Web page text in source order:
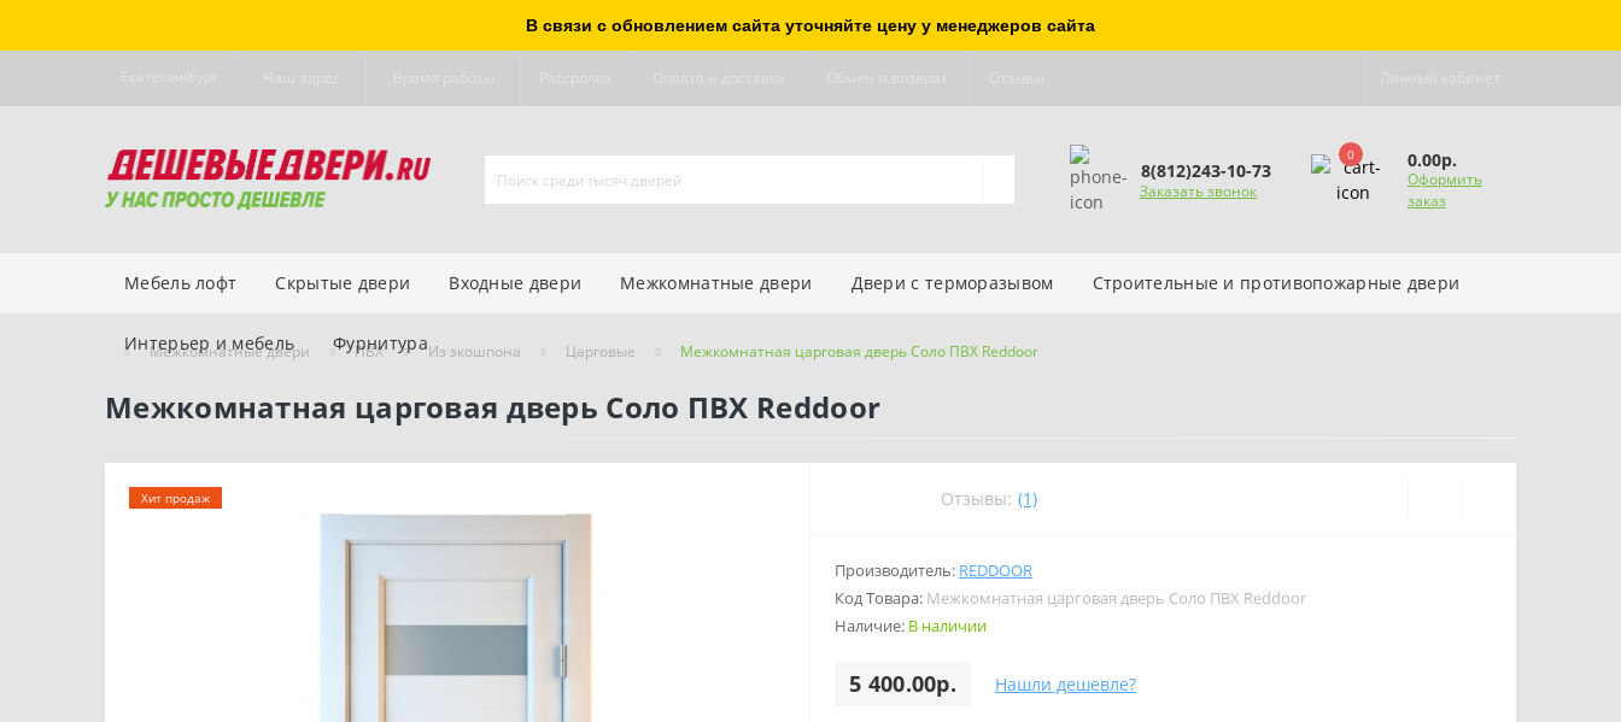
В связи с обновлением сайта уточняйте цену у менеджеров сайта
8(812)243-10-73
Заказать звонок
0 0.00р.
Оформить
заказ
Мебель лофт Скрытые двери Входные двери Межкомнатные двери Двери с терморазывом Строительные и противопожарные двери
Интерьер и мебель Фурнитура
Межкомнатные двери ПВХ Из экошпона Царговые Межкомнатная царговая дверь Соло ПВХ Reddoor
Межкомнатная царговая дверь Соло ПВХ Reddoor
Хит продаж Отзывы: (1)
Производитель: REDDOOR
Код Товара: Межкомнатная царговая дверь Соло ПВХ Reddoor
Наличие: В наличии
5 400.00р. Нашли дешевле?